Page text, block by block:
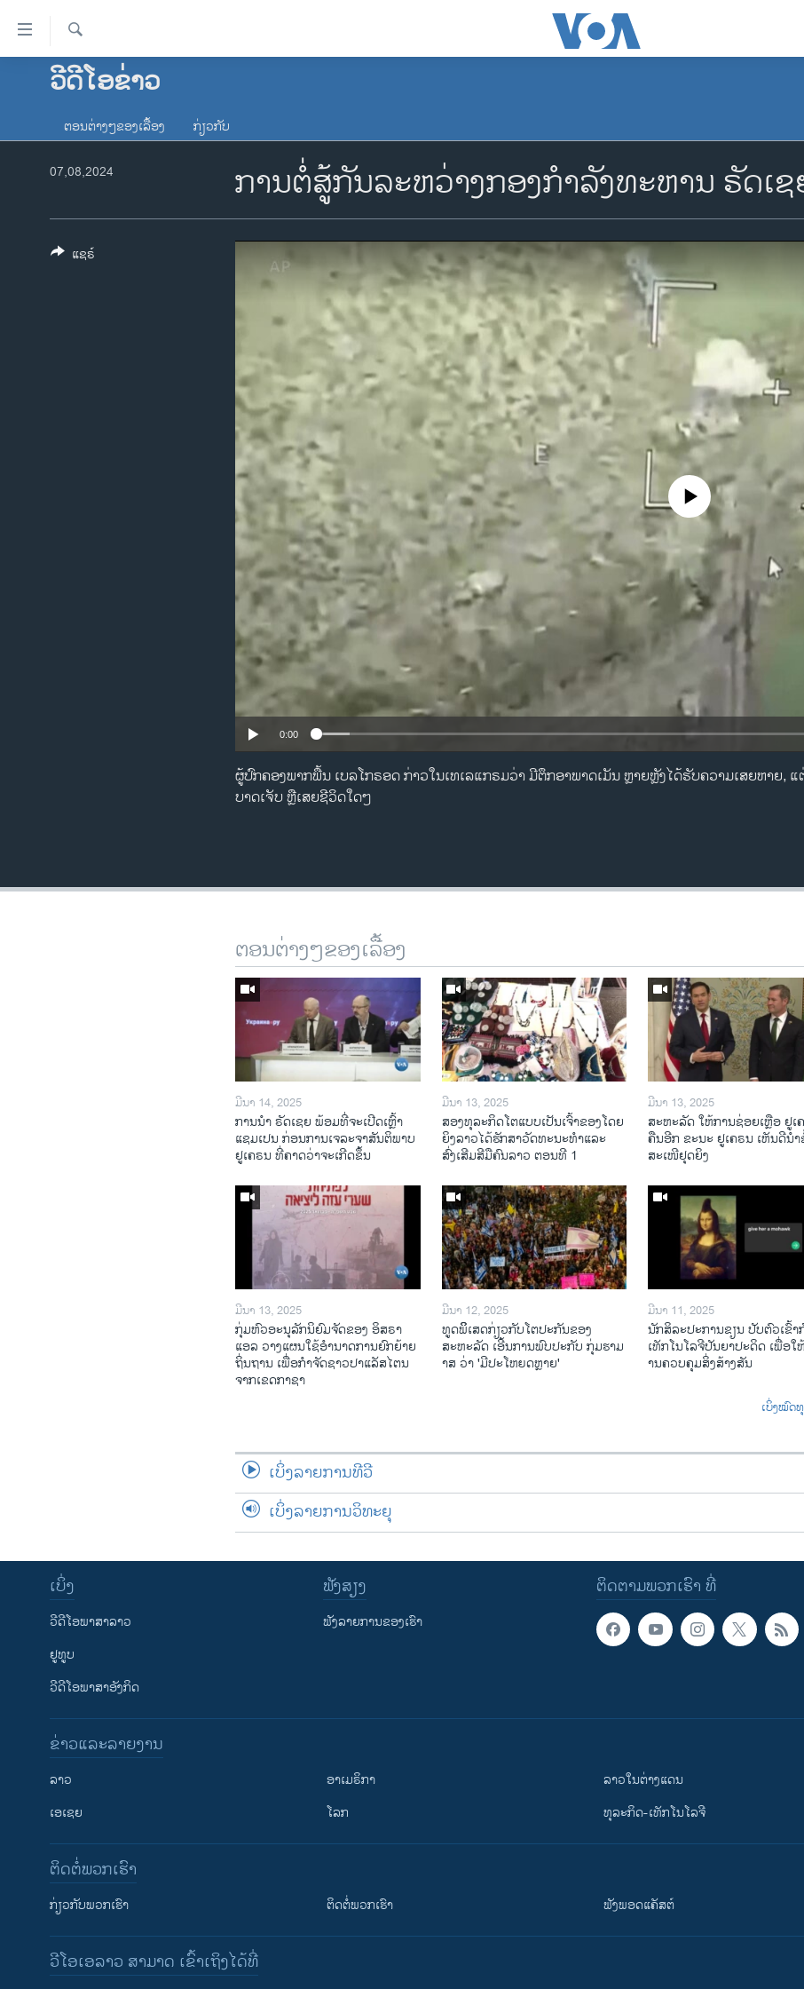
ລິ້ງ
ສຳຫລັບ
ຂ້າມ
ໂຮມເພຈ
ອາເມຣິກາ
ການເລືອກຕັ້ງ ປະທານາທີບໍດີ ສະຫະລັດ
ຂ່າວ​ຈີນ
ຄົ້ນຫາ
ວີດີໂອຂ່າວ
ຕອນຕ່າງໆຂອງເລື້ອງ ກ່ຽວກັບ
ການຕໍ່ສູ້ກັນລະຫວ່າງກອງກໍາລັງທະຫານ ຣັດເ
07,08,2024
No media source currently
0:00
ຜູ້ປົກຄອງພາກພື້ນ ເບລໂກຣອດ ກ່າວໃນເທເລແກຣມວ່າ ມີຕຶກອາພາດເມັນ ຫຼາຍຫຼັງໄດ້ຮັບຄວາມເສຍຫາຍ,
ບາດເຈັບ ຫຼືເສຍຊີວິດໃດໆ
ແຊຣ໌
ຕອນຕ່າງໆຂອງເລື້ອງ
ມີນາ 14, 2025
ການ​ນຳ ຣັດ​ເຊຍ ພ້ອມ​ທີ່​ຈະ​ເປີ​ດ​ເຫຼົ້າ​
ແຊມ​ເປນ ກ່ອນການ​ເຈ​ລະ​ຈາ​ສັນ​ຕິ​ພາບ
ຢູ​ເຄ​ຣນ ທີ່​ຄາດ​ວ່າ​ຈະ​ເກີດ​ຂຶ້ນ
ມີນາ 13, 2025
ສອງທຸລະກິດໂຕແບບເປັນເຈົ້າຂອງໂດຍ
ຍິງລາວໄດ້ຮັກສາວັດທະນະທຳແລະ
ສົ່ງເສີມສີມືຄົນລາວ ຕອນທີ 1
ມີນາ 13, 2025
ສະຫະລັດ ໃຫ້ການຊ່ອຍເຫຼືອ ຢູເ
ຄືນອີກ ຂະນະ ຢູເຄຣນ ເຫັນດີນຳ
ສະເໜີຢຸດຍິງ
ມີນາ 13, 2025
ກຸ່ມຫົວອະນຸລັກນິຍົມຈັດຂອງ ອິສຣາ
ແອລ ວາງແຜນໃຊ້ອຳນາດການຍົກຍ້າຍ
ຖິ່ນຖານ ເພື່ອກຳຈັດຊາວປາແລັສໄຕນ
ຈາກເຂດກາຊາ
ມີນາ 12, 2025
ທູດພິິເສດກ່ຽວກັບໂຕປະກັນຂອງ
ສະຫະລັດ ເອີ້ນການພົບປະກັບ ກຸ່ມຮາມ
າສ ວ່າ 'ມີປະໂຫຍດຫຼາຍ'
ມີນາ 11, 2025
ນັກ​ສິ​ລະ​ປະ​ການ​ຂຽນ ປັບ​ຕົວ​ເຂົ້າ​
ເທັກ​ໂນ​ໂລ​ຈີ​ປັນ​ຍາ​ປະ​ດິດ ເພື່ອ​ໃ
ານ​ຄວບ​ຄຸມ​ສິ່ງ​ສ້າງ​ສັນ
ເບິ່ງໝົດ
ເບິ່ງລາຍການທີວີ
ເບິ່ງລາຍການວິທະຍຸ
ຕິດຕາມພວກເຮົາ ທີ່
ເບິ່ງ
ວີດີໂອພາສາລາວ
ຢູທູບ
ວີດີໂອພາສາອັງກິດ
ຟັງສຽງ
ຟັງລາຍການຂອງເຮົາ
ຂ່າວແລະລາຍງານ
ລາວ
ເອເຊຍ
ອາເມຣິກາ
ໂລກ
ລາວໃນຕ່າງແດນ
ທຸລະກິດ-ເທັກໂນໂລຈີ
ຕິດຕໍ່ພວກເຮົາ
ກ່ຽວກັບພວກເຮົາ ຕິດຕໍ່ພວກເຮົາ ຟັງພອດແຄັສຕ໌
ວີໂອເອລາວ ສາມາດ ເຂົ້າເຖິງໄດ້ທີ່